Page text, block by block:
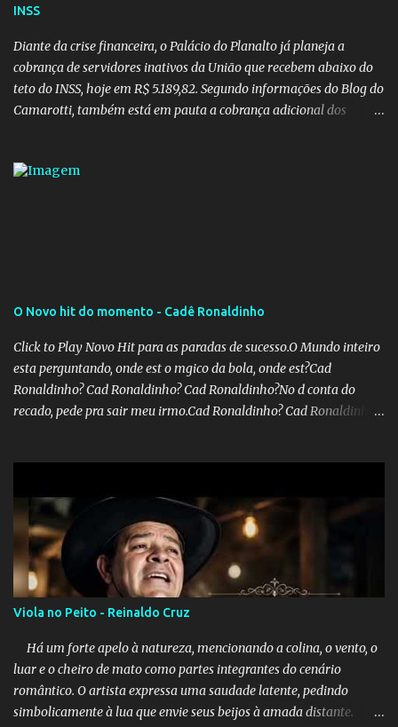
INSS
Diante da crise financeira, o Palácio do Planalto já planeja a
cobrança de servidores inativos da União que recebem abaixo do
teto do INSS, hoje em R$ 5.189,82. Segundo informações do Blog do
Camarotti, também está em pauta a cobrança adicional dos
aumentar o percentual de recolhimento para 14%. De acordo com
O Novo hit do momento - Cadê Ronaldinho
Click to Play Novo Hit para as paradas de sucesso.O Mundo inteiro
esta perguntando, onde est o mgico da bola, onde est?Cad
Ronaldinho? Cad Ronaldinho? Cad Ronaldinho?No d conta do
recado, pede pra sair meu irmo.Cad Ronaldinho? Cad Ronaldinho?
Viola no Peito - Reinaldo Cruz
Há um forte apelo à natureza, mencionando a colina, o vento, o
luar e o cheiro de mato como partes integrantes do cenário
romântico. O artista expressa uma saudade latente, pedindo
simbolicamente à lua que envie seus beijos à amada distante. A